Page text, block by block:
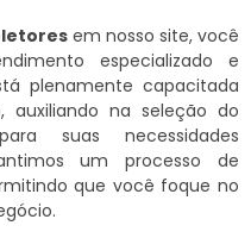
em nosso site, você
especializado e
plenamente capacitada
auxiliando na seleção do
suas necessidades
um processo de
que você foque no